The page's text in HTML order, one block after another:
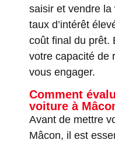
saisir et vendre
taux d’intérêt
coût final du prêt.
votre capacité de
vous engager.
Comment
voiture à
Avant de mettre
Mâcon, il est